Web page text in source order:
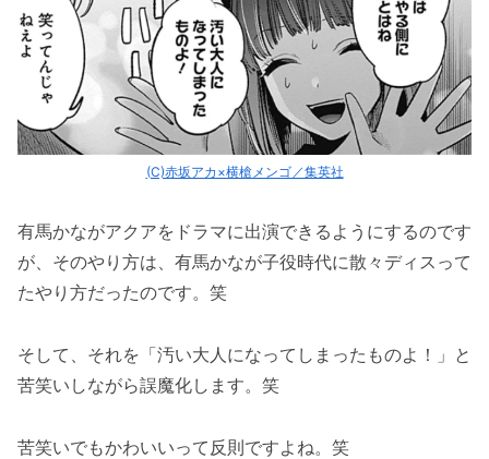
(C)赤坂アカ×横槍メンゴ／集英社
有馬かながアクアをドラマに出演できるようにするのです
が、そのやり方は、有馬かなが子役時代に散々ディスって
たやり方だったのです。笑
そして、それを「汚い大人になってしまったものよ！」と
苦笑いしながら誤魔化します。笑
苦笑いでもかわいいって反則ですよね。笑